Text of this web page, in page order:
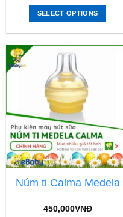
SELECT OPTIONS
Núm ti Calma Medela
450,000VNĐ